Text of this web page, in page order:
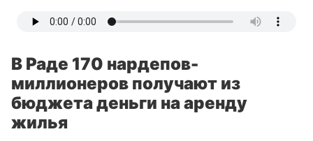
В Раде 170 нардепов-
миллионеров получают из
бюджета деньги на аренду
жилья